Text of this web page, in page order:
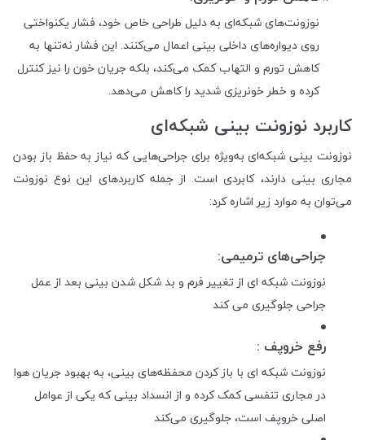
نوزونت‌های شبکه‌ای به دلیل طراحی خاص خود، فشار یکنواختی
روی دیواره‌های داخلی بینی اعمال می‌کنند. این فشار نه‌تنها به
کاهش تورم و التهاب کمک می‌کند، بلکه جریان خون را نیز کنترل
کرده و خطر خونریزی شدید را کاهش می‌دهد.
کاربرد نوزونت بینی شبکه‌ای
نوزونت بینی شبکه‌ای به‌ویژه برای جراحی‌هایی که نیاز به حفظ باز بودن
مجاری بینی دارند، کابردی است. از جمله کاربردهای این نوع نوزونت
می‌توان به موارد زیر اشاره کرد:
جراحی‌های ترمیمی:
نوزونت شبکه ای از تغییر فرم و بد شکل شدن بینی بعد از عمل
جراحی جلوگیری می کند
رفع خروپف :
نوزونت شبکه ای با باز کردن محفظه‌های بینی، به بهبود جریان هوا
در مجاری تنفسی کمک کرده و از انسداد بینی که یکی از عوامل
اصلی خروپف است، جلوگیری می‌کند